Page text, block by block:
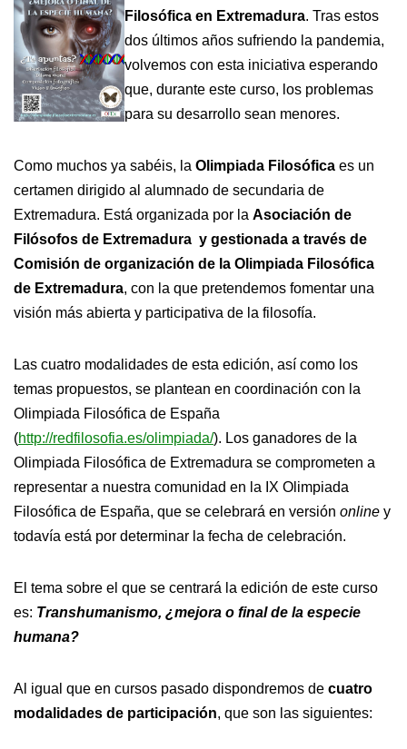
Filosófica en Extremadura. Tras estos
dos últimos años sufriendo la pandemia,
volvemos con esta iniciativa esperando
que, durante este curso, los problemas
para su desarrollo sean menores.
Como muchos ya sabéis, la Olimpiada Filosófica es un
certamen dirigido al alumnado de secundaria de
Extremadura. Está organizada por la Asociación de
Filósofos de Extremadura y gestionada a través de
Comisión de organización de la Olimpiada Filosófica
de Extremadura, con la que pretendemos fomentar una
visión más abierta y participativa de la filosofía.
Las cuatro modalidades de esta edición, así como los
temas propuestos, se plantean en coordinación con la
Olimpiada Filosófica de España
(http://redfilosofia.es/olimpiada/). Los ganadores de la
Olimpiada Filosófica de Extremadura se comprometen a
representar a nuestra comunidad en la IX Olimpiada
Filosófica de España, que se celebrará en versión online y
todavía está por determinar la fecha de celebración.
El tema sobre el que se centrará la edición de este curso
es: Transhumanismo, ¿mejora o final de la especie
humana?
Al igual que en cursos pasado dispondremos de cuatro
modalidades de participación, que son las siguientes: